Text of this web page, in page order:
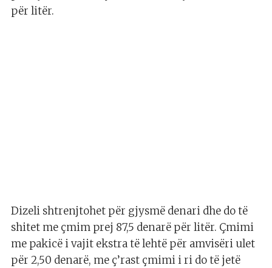
për litër.
Dizeli shtrenjtohet për gjysmë denari dhe do të
shitet me çmim prej 87,5 denarë për litër. Çmimi
me pakicë i vajit ekstra të lehtë për amvisëri ulet
për 2,50 denarë, me ç’rast çmimi i ri do të jetë